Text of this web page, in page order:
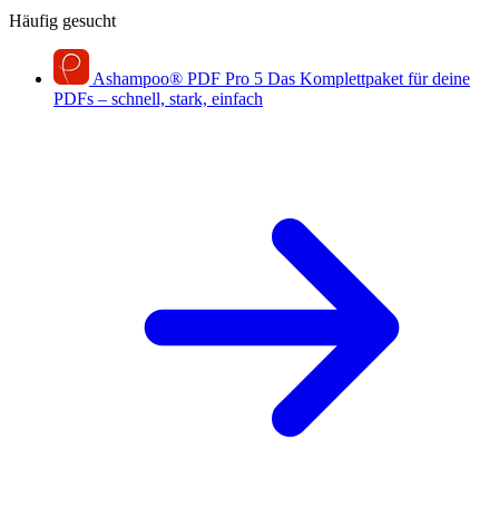
Häufig gesucht
Ashampoo® PDF Pro 5 Das Komplettpaket für deine
PDFs – schnell, stark, einfach